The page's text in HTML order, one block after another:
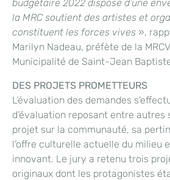
budgétaire 2022 dispose d’une
la MRC soutient des artistes et
constituent les forces vives »,
Marilyn Nadeau, préfète de la
Municipalité de Saint-Jean
DES PROJETS PROMETTEURS
L’évaluation des demandes
d’évaluation reposant entre autres
projet sur la communauté, sa
l’offre culturelle actuelle du milieu
innovant. Le jury a retenu trois
originaux dont les protagonistes